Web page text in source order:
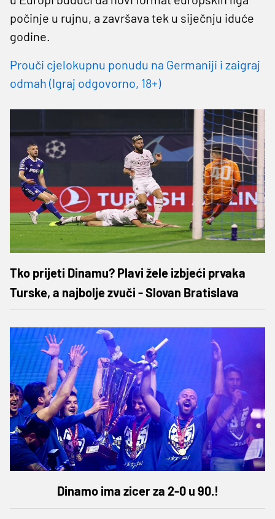
počinje u rujnu, a završava tek u siječnju iduće
godine.
Prouči cjelokupnu ponudu na Germaniji i zaigraj
odmah (Igraj odgovorno, 18+)
Tko prijeti Dinamu? Plavi žele izbjeći prvaka
Turske, a najbolje zvuči - Slovan Bratislava
Dinamo ima zicer za 2-0 u 90.!